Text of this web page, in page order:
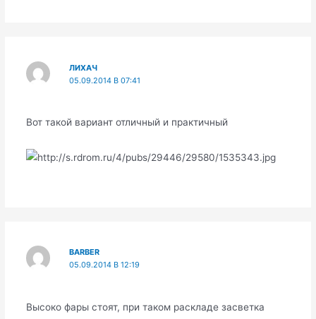
ЛИХАЧ
05.09.2014 В 07:41
Вот такой вариант отличный и практичный
BARBER
05.09.2014 В 12:19
Высоко фары стоят, при таком раскладе засветка